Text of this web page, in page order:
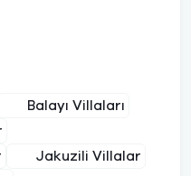
Balayı Villaları
Jakuzili Villalar